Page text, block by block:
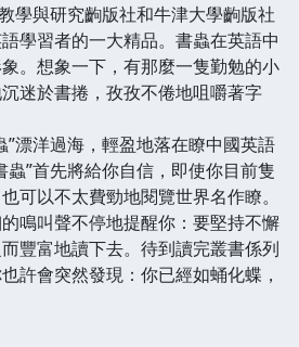
與研究齣版社和牛津大學齣版社
學習者的一大精品。書蟲在英語中
。想象一下，有那麼一隻勤勉的小
迷於書捲，孜孜不倦地咀嚼著字
洋過海，輕盈地落在瞭中國英語
蟲”首先將給你自信，即使你目前隻
可以不太費勁地閱覽世界名作瞭。
鳴叫聲不停地提醒你：要堅持不懈
豐富地讀下去。待到讀完叢書係列
許會突然發現：你已經如蛹化蝶，